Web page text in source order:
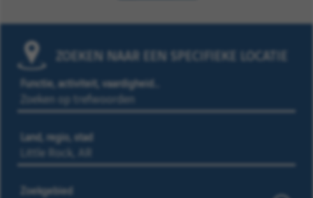
ZOEKEN NAAR EEN SPECIFIEKE LOCATIE
Functie, activiteit, vaardigheid…
Land, regio, stad
Zoekgebied